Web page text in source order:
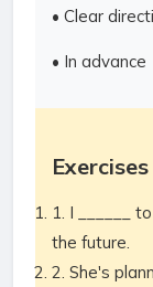
• Clear
• In
Exercises
1. I ______
the future.
2. She's